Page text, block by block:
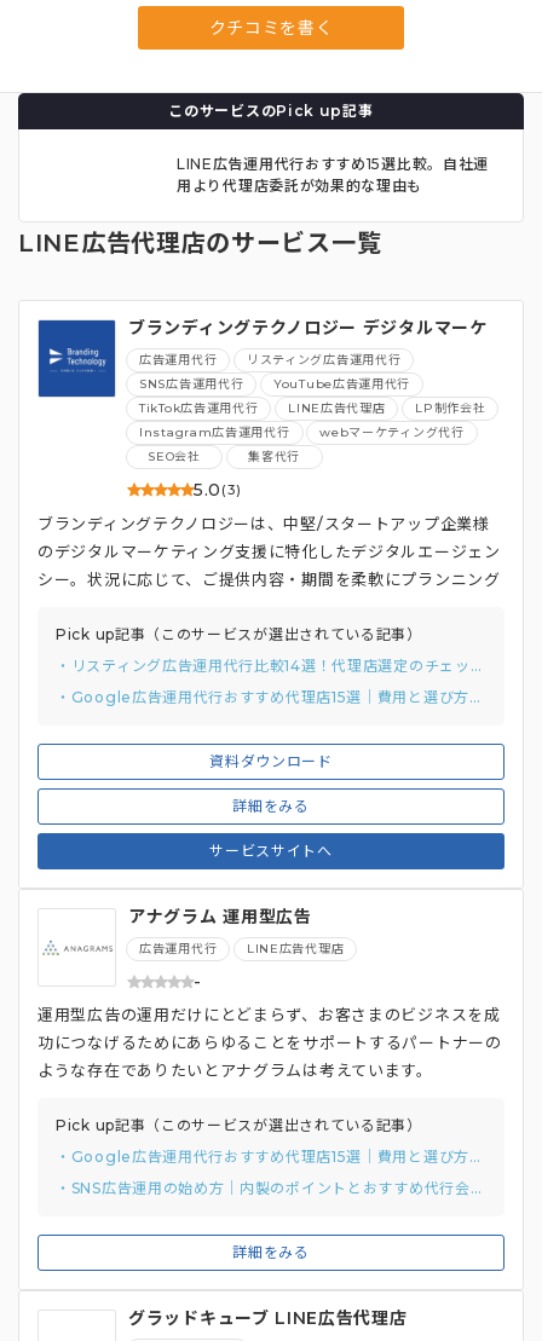
クチコミを書く
このサービスのPick up記事
LINE広告運用代行おすすめ15選比較。自社運
用より代理店委託が効果的な理由も
LINE広告代理店のサービス一覧
ブランディングテクノロジー デジタルマーケ
ティング総合支援
広告運用代行
リスティング広告運用代行
SNS広告運用代行
YouTube広告運用代行
TikTok広告運用代行
LINE広告代理店
LP制作会社
Instagram広告運用代行
webマーケティング代行
SEO会社
集客代行
5.0 (3)
資料ダウンロード
詳細をみる
サービスサイトへ
ブランディングテクノロジーは、中堅/スタートアップ企業様
のデジタルマーケティング支援に特化したデジタルエージェン
シー。状況に応じて、ご提供内容・期間を柔軟にプランニング
Pick up記事（このサービスが選出されている記事）
・リスティング広告運用代行比較14選！代理店選定のチェックリストと質問例付き
・Google広告運用代行おすすめ代理店15選｜費用と選び方まで解説
アナグラム 運用型広告
広告運用代行 LINE広告代理店
-
詳細をみる
運用型広告の運用だけにとどまらず、お客さまのビジネスを成
功につなげるためにあらゆることをサポートするパートナーの
ような存在でありたいとアナグラムは考えています。
Pick up記事（このサービスが選出されている記事）
・Google広告運用代行おすすめ代理店15選｜費用と選び方まで解説
・SNS広告運用の始め方｜内製のポイントとおすすめ代行会社7選も紹介
グラッドキューブ LINE広告代理店